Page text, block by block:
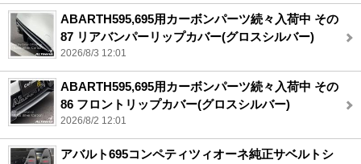
ABARTH595,695用カーボンパーツ続々入荷中 その
87 リアバンパーリップカバー(グロスシルバー)
2026/8/3 12:01
ABARTH595,695用カーボンパーツ続々入荷中 その
86 フロントリップカバー(グロスシルバー)
2026/8/2 12:01
アバルト695コンペティツィオーネ純正サベルトシ